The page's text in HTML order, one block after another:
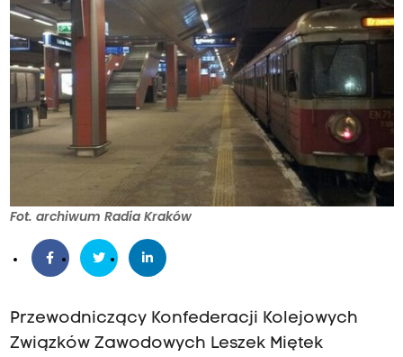
Fot. archiwum Radia Kraków
Przewodniczący Konfederacji Kolejowych
Związków Zawodowych Leszek Miętek